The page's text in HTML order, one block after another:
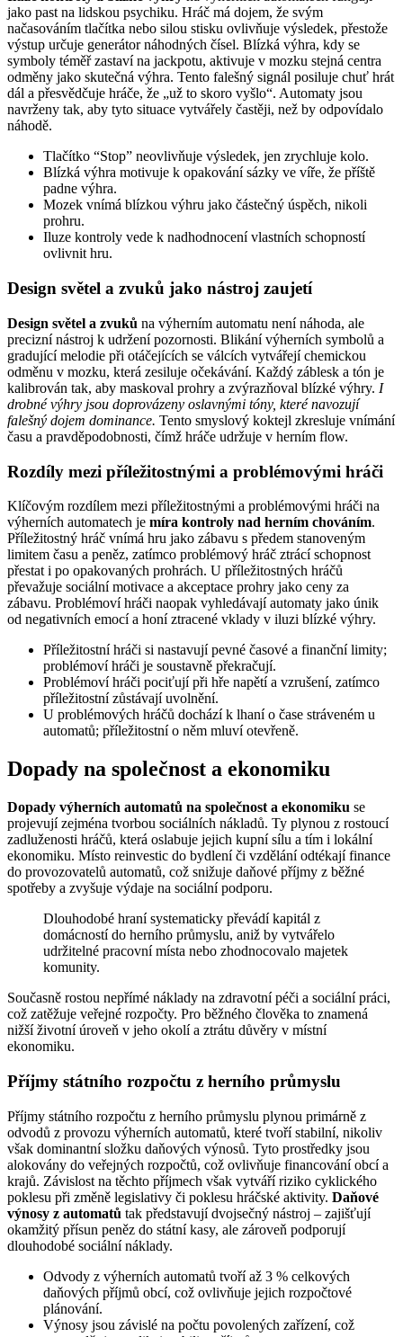
jako past na lidskou psychiku. Hráč má dojem, že svým
načasováním tlačítka nebo silou stisku ovlivňuje výsledek, přestože
výstup určuje generátor náhodných čísel. Blízká výhra, kdy se
symboly téměř zastaví na jackpotu, aktivuje v mozku stejná centra
odměny jako skutečná výhra. Tento falešný signál posiluje chuť hrát
dál a přesvědčuje hráče, že „už to skoro vyšlo“. Automaty jsou
navrženy tak, aby tyto situace vytvářely častěji, než by odpovídalo
náhodě.
Tlačítko “Stop” neovlivňuje výsledek, jen zrychluje kolo.
Blízká výhra motivuje k opakování sázky ve víře, že příště
padne výhra.
Mozek vnímá blízkou výhru jako částečný úspěch, nikoli
prohru.
Iluze kontroly vede k nadhodnocení vlastních schopností
ovlivnit hru.
Design světel a zvuků jako nástroj zaujetí
Design světel a zvuků na výherním automatu není náhoda, ale
precizní nástroj k udržení pozornosti. Blikání výherních symbolů a
gradující melodie při otáčejících se válcích vytvářejí chemickou
odměnu v mozku, která zesiluje očekávání. Každý záblesk a tón je
kalibrován tak, aby maskoval prohry a zvýrazňoval blízké výhry. I
drobné výhry jsou doprovázeny oslavnými tóny, které navozují
falešný dojem dominance. Tento smyslový koktejl zkresluje vnímání
času a pravděpodobnosti, čímž hráče udržuje v herním flow.
Rozdíly mezi příležitostnými a problémovými hráči
Klíčovým rozdílem mezi příležitostnými a problémovými hráči na
výherních automatech je míra kontroly nad herním chováním.
Příležitostný hráč vnímá hru jako zábavu s předem stanoveným
limitem času a peněz, zatímco problémový hráč ztrácí schopnost
přestat i po opakovaných prohrách. U příležitostných hráčů
převažuje sociální motivace a akceptace prohry jako ceny za
zábavu. Problémoví hráči naopak vyhledávají automaty jako únik
od negativních emocí a honí ztracené vklady v iluzi blízké výhry.
Příležitostní hráči si nastavují pevné časové a finanční limity;
problémoví hráči je soustavně překračují.
Problémoví hráči pociťují při hře napětí a vzrušení, zatímco
příležitostní zůstávají uvolnění.
U problémových hráčů dochází k lhaní o čase stráveném u
automatů; příležitostní o něm mluví otevřeně.
Dopady na společnost a ekonomiku
Dopady výherních automatů na společnost a ekonomiku se
projevují zejména tvorbou sociálních nákladů. Ty plynou z rostoucí
zadluženosti hráčů, která oslabuje jejich kupní sílu a tím i lokální
ekonomiku. Místo reinvestic do bydlení či vzdělání odtékají finance
do provozovatelů automatů, což snižuje daňové příjmy z běžné
spotřeby a zvyšuje výdaje na sociální podporu.
Dlouhodobé hraní systematicky převádí kapitál z
domácností do herního průmyslu, aniž by vytvářelo
udržitelné pracovní místa nebo zhodnocovalo majetek
komunity.
Současně rostou nepřímé náklady na zdravotní péči a sociální práci,
což zatěžuje veřejné rozpočty. Pro běžného člověka to znamená
nižší životní úroveň v jeho okolí a ztrátu důvěry v místní
ekonomiku.
Příjmy státního rozpočtu z herního průmyslu
Příjmy státního rozpočtu z herního průmyslu plynou primárně z
odvodů z provozu výherních automatů, které tvoří stabilní, nikoliv
však dominantní složku daňových výnosů. Tyto prostředky jsou
alokovány do veřejných rozpočtů, což ovlivňuje financování obcí a
krajů. Závislost na těchto příjmech však vytváří riziko cyklického
poklesu při změně legislativy či poklesu hráčské aktivity. Daňové
výnosy z automatů tak představují dvojsečný nástroj – zajišťují
okamžitý přísun peněz do státní kasy, ale zároveň podporují
dlouhodobé sociální náklady.
Odvody z výherních automatů tvoří až 3 % celkových
daňových příjmů obcí, což ovlivňuje jejich rozpočtové
plánování.
Výnosy jsou závislé na počtu povolených zařízení, což